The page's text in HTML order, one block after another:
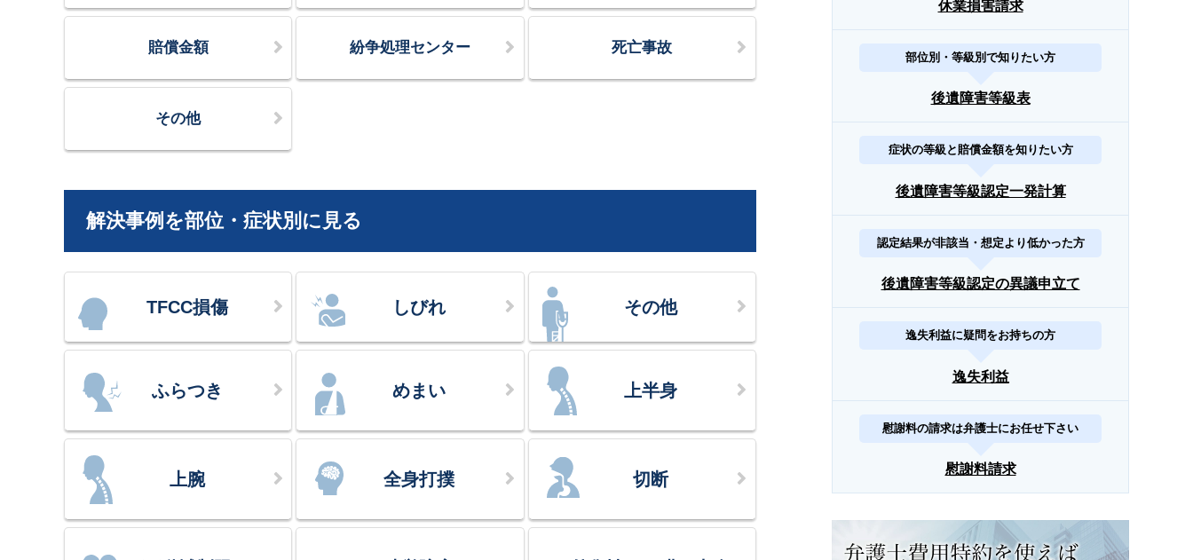
賠償金額 紛争処理センター 死亡事故
その他
解決事例を部位・症状別に見る
TFCC損傷 しびれ その他
ふらつき めまい 上半身
上腕 全身打撲 切断
休業損害請求
部位別・等級別で知りたい方
後遺障害等級表
症状の等級と賠償金額を知りたい方
後遺障害等級認定一発計算
認定結果が非該当・想定より低かった方
後遺障害等級認定の異議申立て
逸失利益に疑問をお持ちの方
逸失利益
慰謝料の請求は弁護士にお任せ下さい
慰謝料請求